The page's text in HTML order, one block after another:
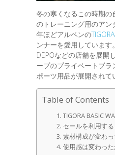
冬の寒くなるこの時期の
のトレーニング用のアン
年ほどアルペンのTIGORA
ンナーを愛用しています。
DEPOなどの店舗を展開
ープのプライベートブラ
ポーツ用品が展開されて
Table of Contents
TIGORA BASIC
セールを利用す
素材構成が変わっ
使用感は変わった